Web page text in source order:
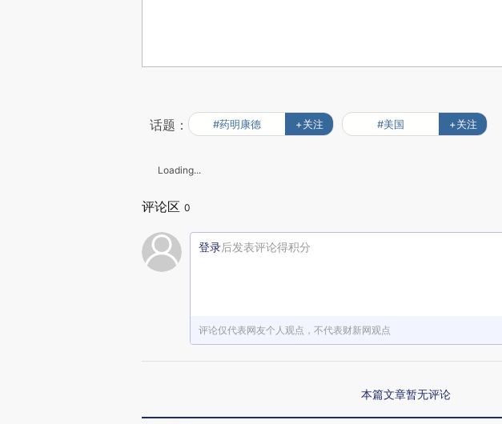
话题： #药明康德 +关注 #美国 +关注
Loading...
评论区 0
登录后发表评论得积分
评论仅代表网友个人观点，不代表财新网观点
本篇文章暂无评论